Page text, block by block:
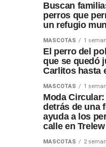
Buscan
perros que
un refugio
MASCOTAS 1
El perro del
que se quedó
Carlitos hasta
MASCOTAS 1
Moda
detrás de una
ayuda a los
calle en Trelew
MASCOTAS 2